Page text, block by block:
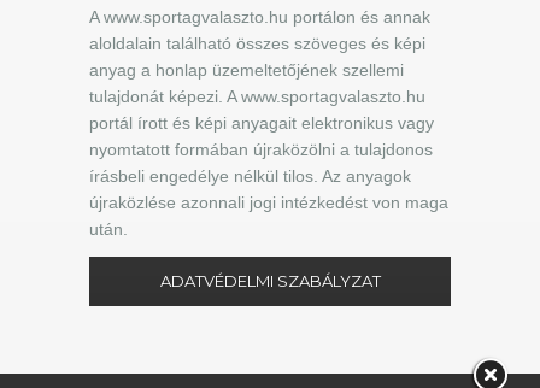
A www.sportagvalaszto.hu portálon és annak
aloldalain található összes szöveges és képi
anyag a honlap üzemeltetőjének szellemi
tulajdonát képezi. A www.sportagvalaszto.hu
portál írott és képi anyagait elektronikus vagy
nyomtatott formában újraközölni a tulajdonos
írásbeli engedélye nélkül tilos. Az anyagok
újraközlése azonnali jogi intézkedést von maga
után.
ADATVÉDELMI SZABÁLYZAT